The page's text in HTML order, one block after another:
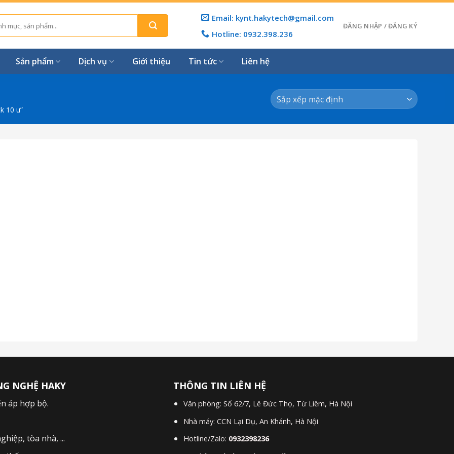
Email: kynt.hakytech@gmail.com
Hotline: 0932.398.236
ĐĂNG NHẬP / ĐĂNG KÝ
Sản phẩm Dịch vụ Giới thiệu Tin tức Liên hệ
10 u”
NGHỆ HAKY
áp hợp bộ.
tòa nhà, ...
THÔNG TIN LIÊN HỆ
Văn phòng: Số 62/7, Lê Đức Thọ, Từ Liêm, Hà Nội
Nhà máy: CCN Lại Dụ, An Khánh, Hà Nội
Hotline/Zalo: 0932398236